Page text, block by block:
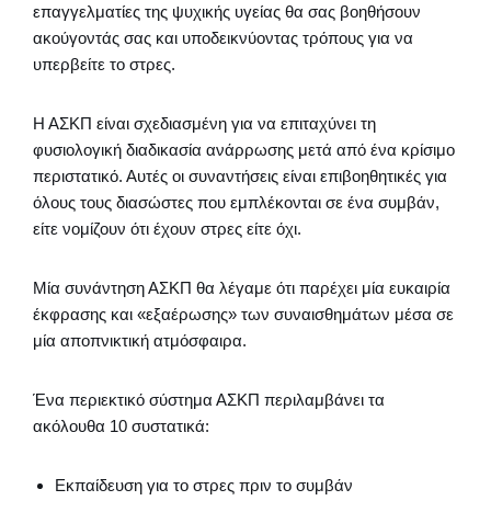
επαγγελματίες της ψυχικής υγείας θα σας βοηθήσουν
ακούγοντάς σας και υποδεικνύοντας τρόπους για να
υπερβείτε το στρες.
Η ΑΣΚΠ είναι σχεδιασμένη για να επιταχύνει τη
φυσιολογική διαδικασία ανάρρωσης μετά από ένα κρίσιμο
περιστατικό. Αυτές οι συναντήσεις είναι επιβοηθητικές για
όλους τους διασώστες που εμπλέκονται σε ένα συμβάν,
είτε νομίζουν ότι έχουν στρες είτε όχι.
Μία συνάντηση ΑΣΚΠ θα λέγαμε ότι παρέχει μία ευκαιρία
έκφρασης και «εξαέρωσης» των συναισθημάτων μέσα σε
μία αποπνικτική ατμόσφαιρα.
Ένα περιεκτικό σύστημα ΑΣΚΠ περιλαμβάνει τα
ακόλουθα 10 συστατικά:
Εκπαίδευση για το στρες πριν το συμβάν